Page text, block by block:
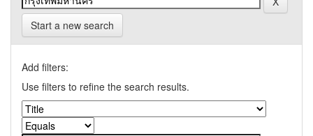
Start a new search
Add filters:
Use filters to refine the search results.